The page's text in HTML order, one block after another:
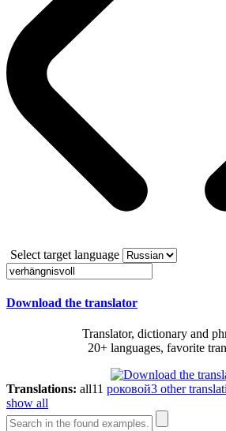
Select target language
Download the translator
Translator, dictionary and
20+ languages, favorite
Translations: all11 роковой3 other
show all